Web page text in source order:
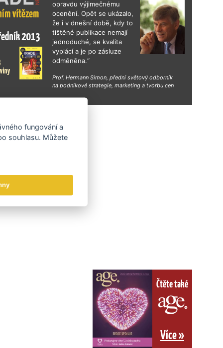
opravdu výjimečnému
ocenění. Opět se ukázalo,
že i v dnešní době, kdy to
tištěné publikace nemají
jednoduché, se kvalita
vyplácí a je po zásluze
odměněna.“
Prof. Hermann Simon, přední světový odborník
na podnikové strategie, marketing a tvorbu cen
Čtěte také
Více »
fungování a
souhlasu. Můžete